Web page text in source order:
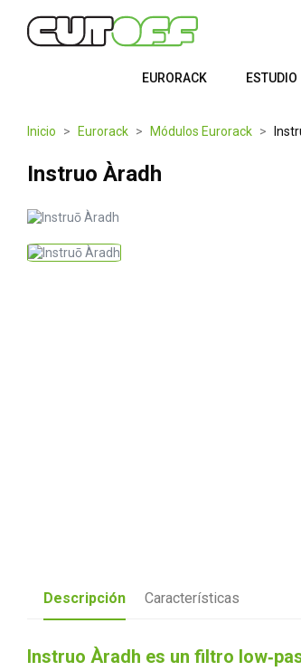
EURORACK ESTUDIO
Inicio Eurorack Módulos Eurorack
Instruo Àradh
Descripción Características
Instruo Àradh es un filtro